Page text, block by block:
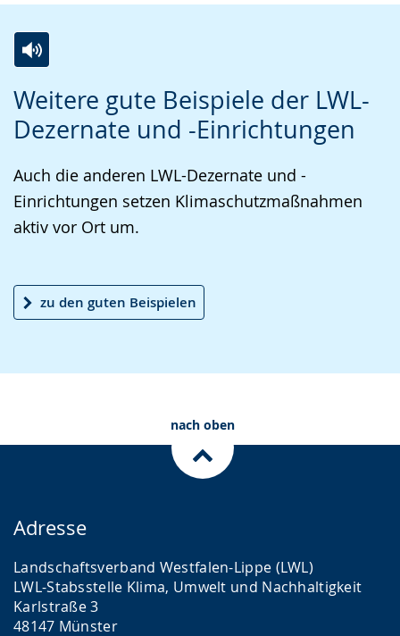
Weitere gute Beispiele der LWL-
Dezernate und -Einrichtungen
Auch die anderen LWL-Dezernate und -
Einrichtungen setzen Klimaschutzmaßnahmen
aktiv vor Ort um.
zu den guten Beispielen
u
r
e
i
c
t
e
a
e
e
c
h
k
v
i
e
e
A
-
t
r
s
t
i
n
i
d
e
i
n
s
e
G
e
b
nach oben
Adresse
Landschaftsverband Westfalen-Lippe (LWL)
LWL-Stabsstelle Klima, Umwelt und Nachhaltigkeit
Karlstraße 3
48147 Münster